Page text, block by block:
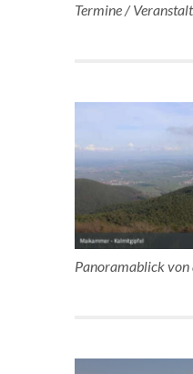
Termine /
Panoramablick